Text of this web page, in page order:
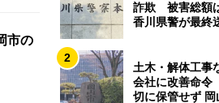
市の
詐欺 被害総額
香川県警が最終
2
土木・解体工事
会社に改善命
切に保管せず 岡